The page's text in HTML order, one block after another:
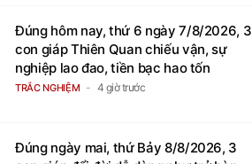
Đúng hôm nay, thứ 6 ngày 7/8/2026, 3
con giáp Thiên Quan chiếu vận, sự
nghiệp lao đao, tiền bạc hao tốn
TRẮC NGHIỆM 4 giờ trước
Đúng ngày mai, thứ Bảy 8/8/2026, 3